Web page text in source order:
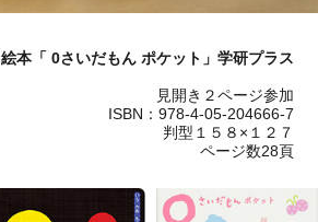
絵本「 0さいだもん ポケット」学研プラス
見開き２ページ参加
ISBN：978-4-05-204666-7
判型１５８×１２７
ページ数28頁